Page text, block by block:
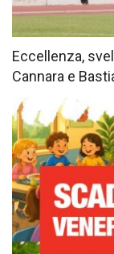
Eccellenza,
Cannara e